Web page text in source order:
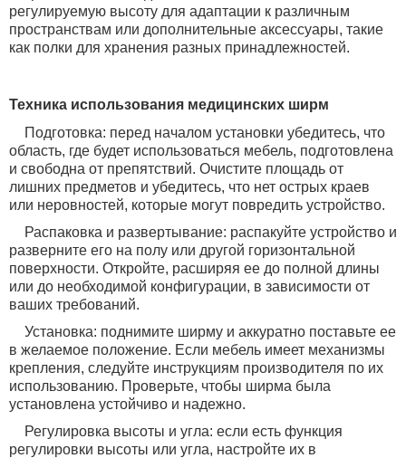
регулируемую высоту для адаптации к различным
пространствам или дополнительные аксессуары, такие
как полки для хранения разных принадлежностей.
Техника использования медицинских ширм
Подготовка: перед началом установки убедитесь, что
область, где будет использоваться мебель, подготовлена
и свободна от препятствий. Очистите площадь от
лишних предметов и убедитесь, что нет острых краев
или неровностей, которые могут повредить устройство.
Распаковка и развертывание: распакуйте устройство и
разверните его на полу или другой горизонтальной
поверхности. Откройте, расширяя ее до полной длины
или до необходимой конфигурации, в зависимости от
ваших требований.
Установка: поднимите ширму и аккуратно поставьте ее
в желаемое положение. Если мебель имеет механизмы
крепления, следуйте инструкциям производителя по их
использованию. Проверьте, чтобы ширма была
установлена устойчиво и надежно.
Регулировка высоты и угла: если есть функция
регулировки высоты или угла, настройте их в